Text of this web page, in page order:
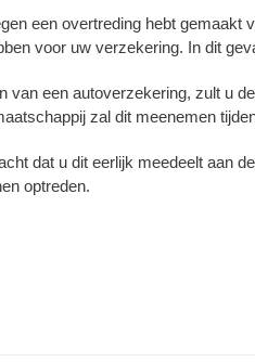
een overtreding hebt gemaakt
voor uw verzekering. In dit
van een autoverzekering, zult u
zal dit meenemen
dat u dit eerlijk meedeelt aan
optreden.